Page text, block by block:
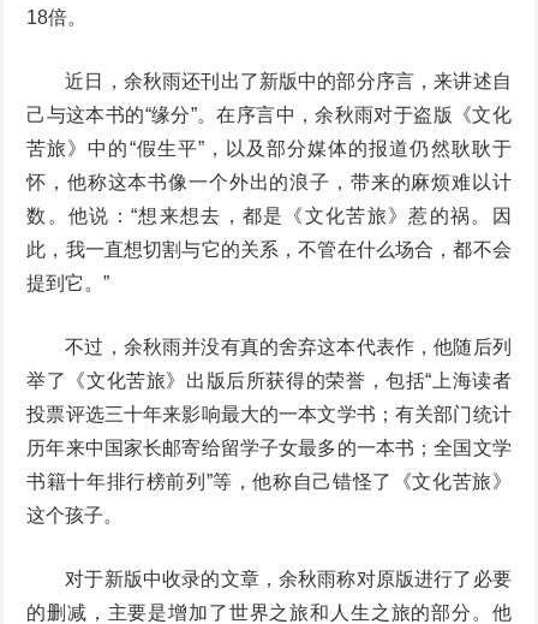
18倍。
近日，余秋雨还刊出了新版中的部分序言，来讲述自
己与这本书的“缘分”。在序言中，余秋雨对于盗版《文化
苦旅》中的“假生平”，以及部分媒体的报道仍然耿耿于
怀，他称这本书像一个外出的浪子，带来的麻烦难以计
数。他说：“想来想去，都是《文化苦旅》惹的祸。因
此，我一直想切割与它的关系，不管在什么场合，都不会
提到它。”
不过，余秋雨并没有真的舍弃这本代表作，他随后列
举了《文化苦旅》出版后所获得的荣誉，包括“上海读者
投票评选三十年来影响最大的一本文学书；有关部门统计
历年来中国家长邮寄给留学子女最多的一本书；全国文学
书籍十年排行榜前列”等，他称自己错怪了《文化苦旅》
这个孩子。
对于新版中收录的文章，余秋雨称对原版进行了必要
的删减，主要是增加了世界之旅和人生之旅的部分。他